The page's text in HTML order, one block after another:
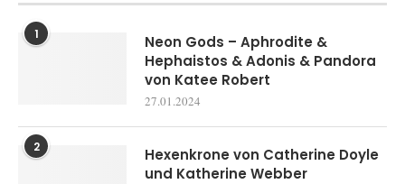
1
Neon Gods – Aphrodite &
Hephaistos & Adonis & Pandora
von Katee Robert
27.01.2024
2
Hexenkrone von Catherine Doyle
und Katherine Webber